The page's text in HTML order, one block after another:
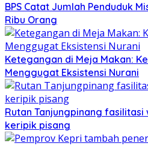
BPS Catat Jumlah Penduduk
Ribu Orang
Ketegangan di Meja Makan:
Menggugat Eksistensi Nurani
Rutan Tanjungpinang
keripik pisang